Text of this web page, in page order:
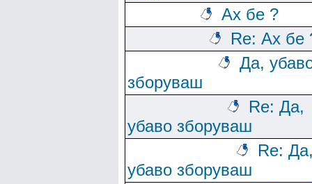
Ах бе ?
Re: Ах бе
Да,
зборуваш
Re: Да,
убаво зборуваш
Re:
убаво зборуваш